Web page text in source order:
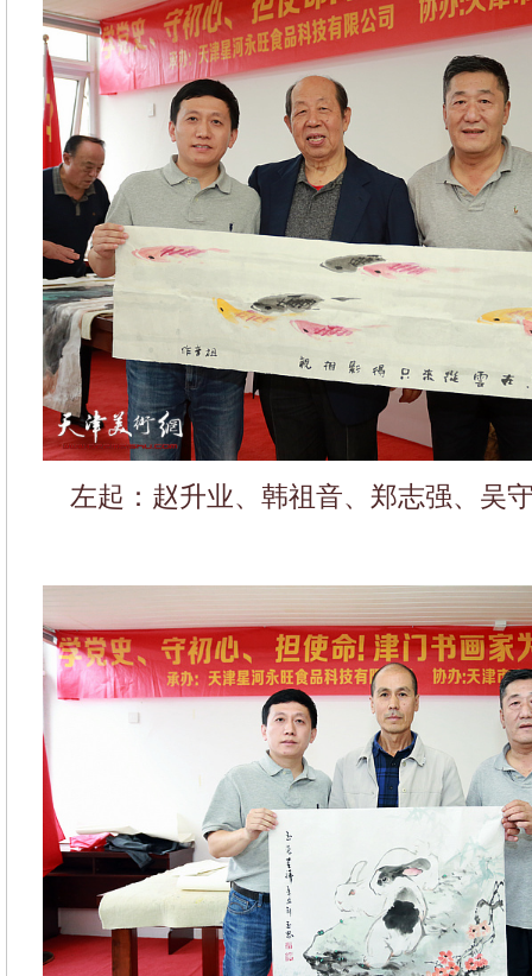
左起：赵升业、韩祖音、郑志强、吴